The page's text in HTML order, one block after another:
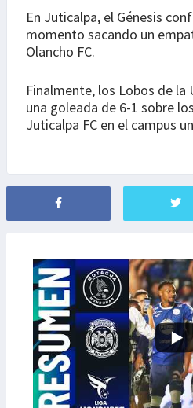
En Juticalpa, el Génesis
momento sacando un
Olancho FC.
Finalmente, los Lobos de la
una goleada de 6-1 sobre
Juticalpa FC en el campus